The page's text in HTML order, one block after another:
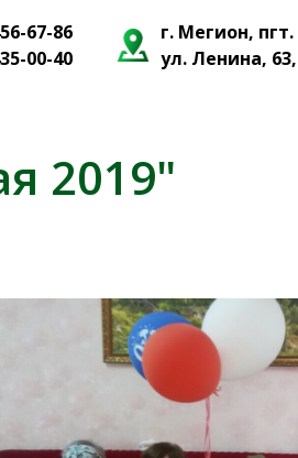
67-86
00-40
г. Мегион,
ул. Ленина,
2019"